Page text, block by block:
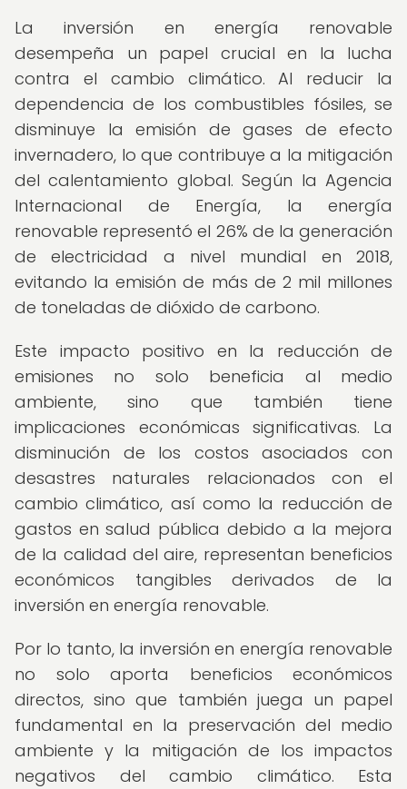
La inversión en energía renovable
desempeña un papel crucial en la lucha
contra el cambio climático. Al reducir la
dependencia de los combustibles fósiles, se
disminuye la emisión de gases de efecto
invernadero, lo que contribuye a la mitigación
del calentamiento global. Según la Agencia
Internacional de Energía, la energía
renovable representó el 26% de la generación
de electricidad a nivel mundial en 2018,
evitando la emisión de más de 2 mil millones
de toneladas de dióxido de carbono.
Este impacto positivo en la reducción de
emisiones no solo beneficia al medio
ambiente, sino que también tiene
implicaciones económicas significativas. La
disminución de los costos asociados con
desastres naturales relacionados con el
cambio climático, así como la reducción de
gastos en salud pública debido a la mejora
de la calidad del aire, representan beneficios
económicos tangibles derivados de la
inversión en energía renovable.
Por lo tanto, la inversión en energía renovable
no solo aporta beneficios económicos
directos, sino que también juega un papel
fundamental en la preservación del medio
ambiente y la mitigación de los impactos
negativos del cambio climático. Esta